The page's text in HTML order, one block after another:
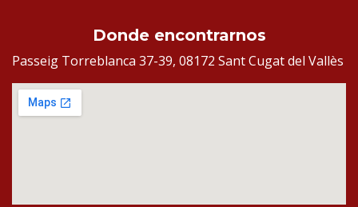
Donde encontrarnos
Passeig Torreblanca 37-39, 08172 Sant Cugat del Vallès